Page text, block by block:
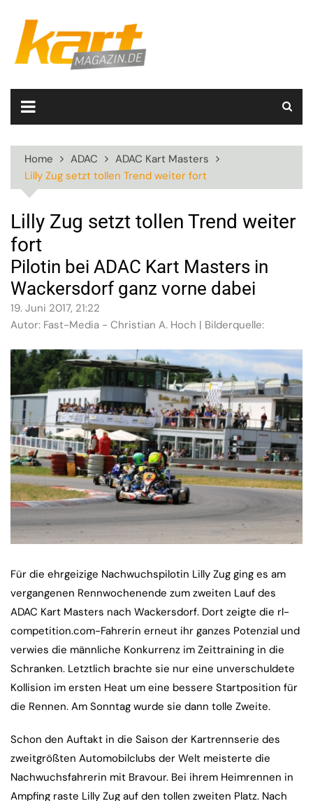
content
Home ADAC
ADAC Kart Masters
Lilly Zug setzt tollen Trend weiter fort
Lilly Zug setzt tollen Trend weiter
fort
Pilotin bei ADAC Kart Masters in
Wackersdorf ganz vorne dabei
19. Juni 2017, 21:22
Autor: Fast-Media - Christian A. Hoch | Bilderquelle:
Für die ehrgeizige Nachwuchspilotin Lilly Zug ging es am
vergangenen Rennwochenende zum zweiten Lauf des
ADAC Kart Masters nach Wackersdorf. Dort zeigte die rl-
competition.com-Fahrerin erneut ihr ganzes Potenzial und
verwies die männliche Konkurrenz im Zeittraining in die
Schranken. Letztlich brachte sie nur eine unverschuldete
Kollision im ersten Heat um eine bessere Startposition für
die Rennen. Am Sonntag wurde sie dann tolle Zweite.
Schon den Auftakt in die Saison der Kartrennserie des
zweitgrößten Automobilclubs der Welt meisterte die
Nachwuchsfahrerin mit Bravour. Bei ihrem Heimrennen in
Ampfing raste Lilly Zug auf den tollen zweiten Platz. Nach